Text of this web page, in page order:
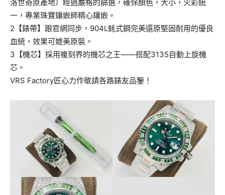
洛世奇原產地）經過嚴格的篩選，確保顏色，大小，火彩統
一，專業珠寶鑲嵌師精心鑲嵌。
2【錶帶】跟官網同步，904L蚝式鋼完美還原堅固耐用的優良
血統，效果可媲美原裝。
3【機芯】採用複刻界的機芯之王——搭配3135自動上旋機
芯。
VRS Factory匠心力作敬請各路錶友品鑒！